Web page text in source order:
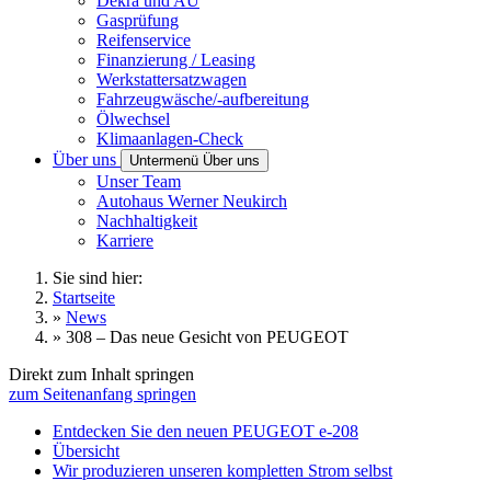
Gasprüfung
Reifenservice
Finanzierung / Leasing
Werkstattersatzwagen
Fahrzeugwäsche/-aufbereitung
Ölwechsel
Klimaanlagen-Check
Über uns
Untermenü Über uns
Unser Team
Autohaus Werner Neukirch
Nachhaltigkeit
Karriere
Sie sind hier:
Startseite
» News
» 308 – Das neue Gesicht von PEUGEOT
Direkt zum Inhalt springen
zum Seitenanfang springen
Entdecken Sie den neuen PEUGEOT e-208
Übersicht
Wir produzieren unseren kompletten Strom selbst